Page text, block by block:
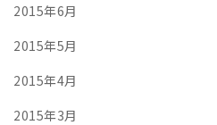
2015年6月
2015年5月
2015年4月
2015年3月